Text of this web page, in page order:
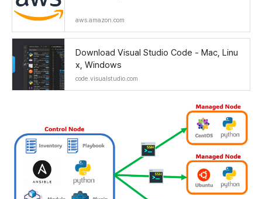
aws.amazon.com
Download Visual Studio Code - Mac, Linu
x, Windows
code.visualstudio.com